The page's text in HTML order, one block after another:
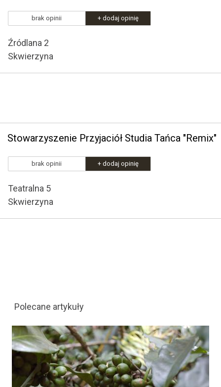
brak opinii + dodaj opinię
Źródlana 2
Skwierzyna
Stowarzyszenie Przyjaciół Studia Tańca "Remix"
brak opinii + dodaj opinię
Teatralna 5
Skwierzyna
Polecane artykuły